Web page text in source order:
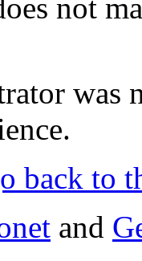
not
was
back to
and